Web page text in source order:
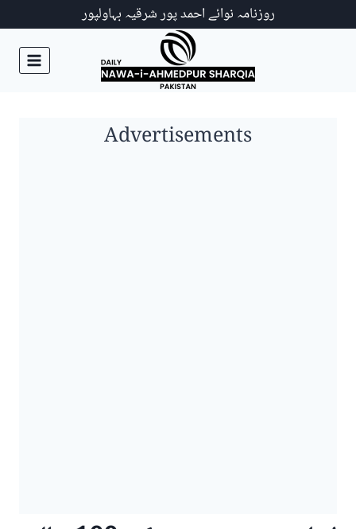
روزنامہ نوائے احمد پور شرقیہ بہاولپور
Advertisements